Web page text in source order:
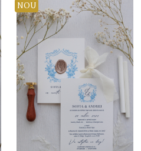
NOU